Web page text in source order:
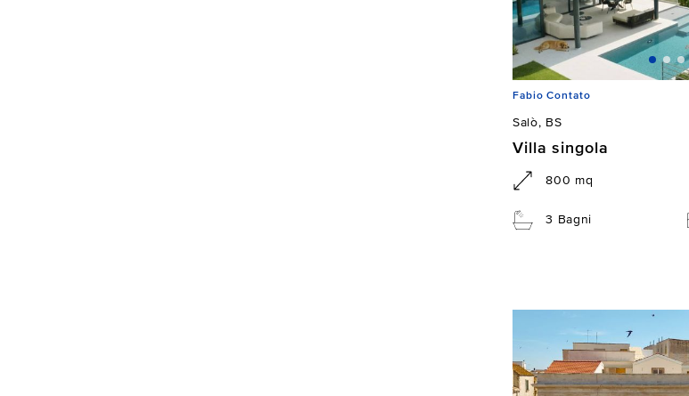
Fabio Contato
Salò, BS
Villa singola
800 mq
3 Bagni